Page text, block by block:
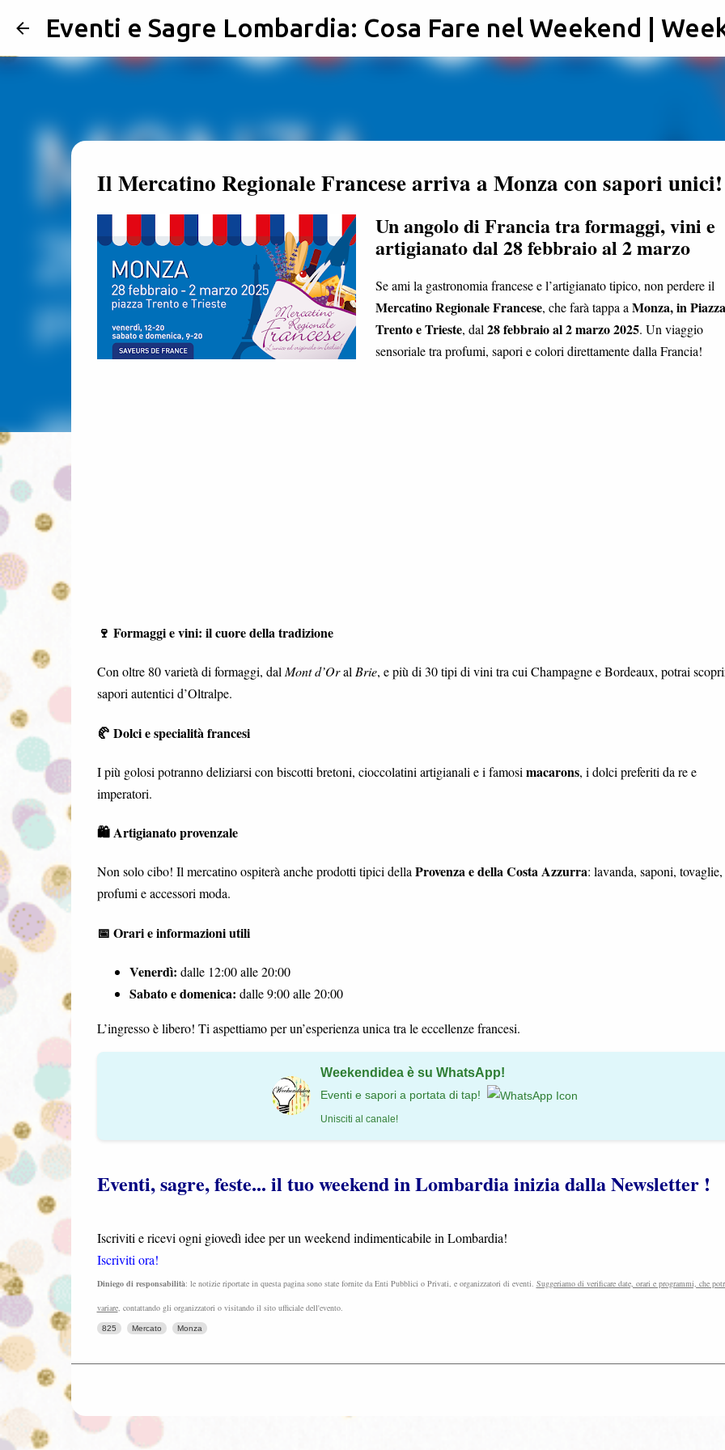
Passa ai contenuti principali
Eventi e Sagre Lombardia: Cosa Fare nel Weekend |
Il Mercatino Regionale Francese arriva a Monza con sapori unici!
Un angolo di Francia tra formaggi, vini e
artigianato dal 28 febbraio al 2 marzo
Se ami la gastronomia francese e l’artigianato tipico, non perdere il
Mercatino Regionale Francese, che farà tappa a Monza, in Piazza
Trento e Trieste, dal 28 febbraio al 2 marzo 2025. Un viaggio
sensoriale tra profumi, sapori e colori direttamente dalla Francia!
🍷 Formaggi e vini: il cuore della tradizione
Con oltre 80 varietà di formaggi, dalMont d’OralBrie, e più di 30 tipi di vini tra cui Champagne e Bordeaux, potrai
sapori autentici d’Oltralpe.
🥐 Dolci e specialità francesi
I più golosi potranno deliziarsi con biscotti bretoni, cioccolatini artigianali e i famosi macarons, i dolci preferiti da re e
imperatori.
🛍️ Artigianato provenzale
Non solo cibo! Il mercatino ospiterà anche prodotti tipici dellaProvenza e della Costa Azzurra: lavanda, saponi, tovaglie,
profumi e accessori moda.
📅 Orari e informazioni utili
Venerdì: dalle 12:00 alle 20:00
Sabato e domenica: dalle 9:00 alle 20:00
L’ingresso è libero! Ti aspettiamo per un’esperienza unica tra le eccellenze francesi.
Weekendidea è su WhatsApp!
Eventi e sapori a portata di tap!
Unisciti al canale!
Eventi, sagre, feste... il tuo weekend in Lombardia inizia dalla Newsletter !
Iscriviti e ricevi ogni giovedì idee per un weekend indimenticabile in Lombardia!
Iscriviti ora!
Diniego di responsabilità: le notizie riportate in questa pagina sono state fornite da Enti Pubblici o Privati, e organizzatori di eventi. Suggeriamo di verificare date, orari e programmi, che
variare, contattando gli organizzatori o visitando il sito ufficiale dell'evento.
825 Mercato Monza